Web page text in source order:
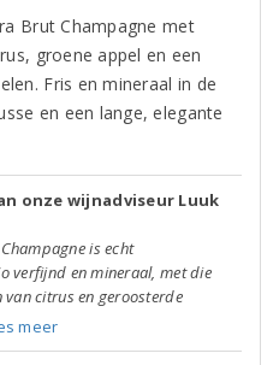
Brut Champagne met
groene appel en een
Fris en mineraal in de
en een lange, elegante
onze wijnadviseur Luuk
is echt
verfijnd en mineraal, met die
van citrus en geroosterde
meer